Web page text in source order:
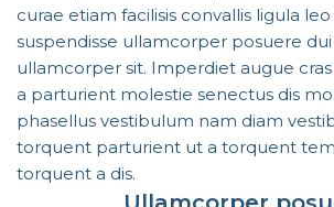
curae etiam facilisis convallis ligula
suspendisse ullamcorper posuere
ullamcorper sit. Imperdiet augue
a parturient molestie senectus dis
phasellus vestibulum nam diam
torquent parturient ut a torquent
torquent a dis.